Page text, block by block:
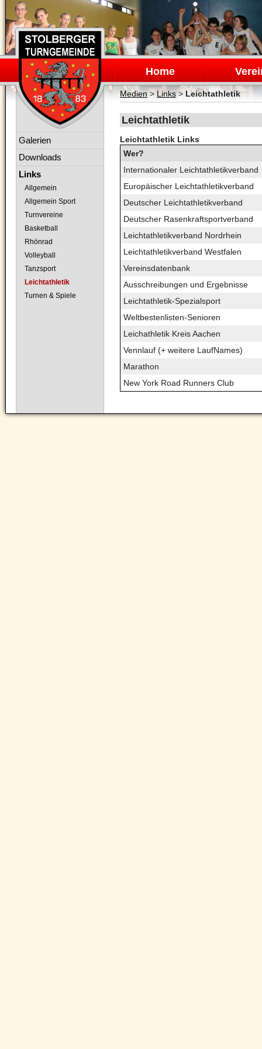
Navigation
überspringen
Home
Medien>Links> Leichtathletik
Leichtathletik
Leichtathletik Links
Wer?
Internationaler Leichtathletikverband
Europäischer Leichtathletikverband
Deutscher Leichtathletikverband
Deutscher Rasenkraftsportverband
Leichtathletikverband Nordrhein
Leichtathletikverband Westfalen
Vereinsdatenbank
Ausschreibungen und Ergebnisse
Leichtathletik-Spezialsport
Weltbestenlisten-Senioren
Leichathletik Kreis Aachen
Vennlauf (+ weitere LaufNames)
Marathon
New York Road Runners Club
Navigation
Galerien
Downloads
Links
Allgemein
Allgemein Sport
Turnvereine
Basketball
Rhönrad
Volleyball
Tanzsport
Leichtathletik
Turnen & Spiele
Navigation